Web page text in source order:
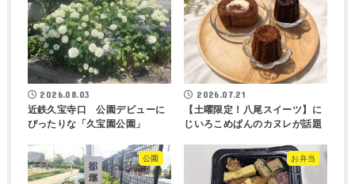
2026.08.03
近鉄久宝寺口 公園デビューに
ぴったりな「久宝園公園」
2026.07.21
【土曜限定！八尾スイーツ】に
じいろこめぱんのカヌレが話題
公園 お弁当